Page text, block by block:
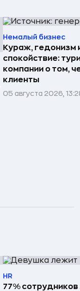
Немалый бизнес
Кураж, гедонизм
спокойствие:
компании о том,
клиенты
05 августа 2026,
HR
77%